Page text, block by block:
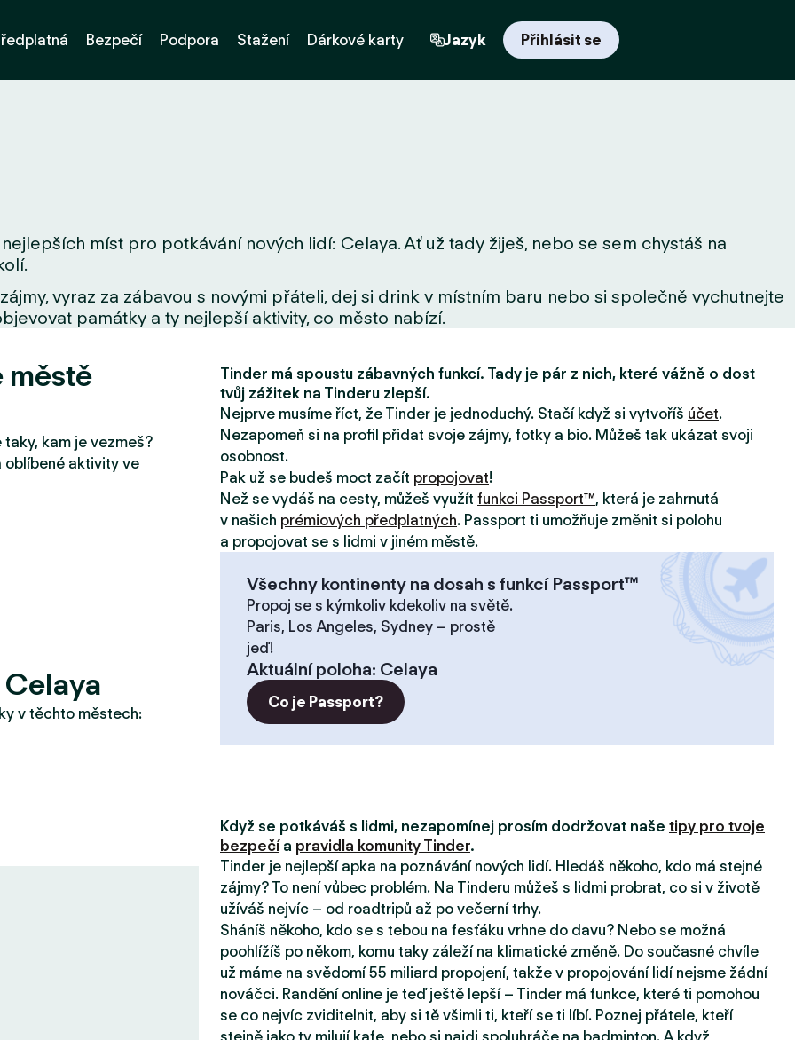
Bezpečí Podpora Stažení Dárkové karty Jazyk Přihlásit se
míst pro potkávání nových lidí: Celaya. Ať už tady žiješ, nebo se sem chystáš na
vyraz za zábavou s novými přáteli, dej si drink v místním baru nebo si společně vychutnejte
památky a ty nejlepší aktivity, co město nabízí.
městě
kam je vezmeš?
oblíbené aktivity ve
v těchto městech:
Tinder má spoustu zábavných funkcí. Tady je pár z nich, které vážně o dost
tvůj zážitek na Tinderu zlepší.
Nejprve musíme říct, že Tinder je jednoduchý. Stačí když si vytvoříš účet.
Nezapomeň si na profil přidat svoje zájmy, fotky a bio. Můžeš tak ukázat svoji
osobnost.
Pak už se budeš moct začít propojovat!
Než se vydáš na cesty, můžeš využít funkci Passport™, která je zahrnutá
v našich prémiových předplatných. Passport ti umožňuje změnit si polohu
a propojovat se s lidmi v jiném městě.
Všechny kontinenty na dosah s funkcí Passport™
Propoj se s kýmkoliv kdekoliv na světě.
Paris, Los Angeles, Sydney – prostě
jeď!
Aktuální poloha: Celaya
Co je Passport?
Když se potkáváš s lidmi, nezapomínej prosím dodržovat naše tipy pro tvoje
bezpečía pravidla komunity Tinder.
Tinder je nejlepší apka na poznávání nových lidí. Hledáš někoho, kdo má stejné
zájmy? To není vůbec problém. Na Tinderu můžeš s lidmi probrat, co si v životě
užíváš nejvíc – od roadtripů až po večerní trhy.
Sháníš někoho, kdo se s tebou na fesťáku vrhne do davu? Nebo se možná
poohlížíš po někom, komu taky záleží na klimatické změně. Do současné chvíle
už máme na svědomí 55 miliard propojení, takže v propojování lidí nejsme žádní
nováčci. Randění online je teď ještě lepší – Tinder má funkce, které ti pomohou
se co nejvíc zviditelnit, aby si tě všimli ti, kteří se ti líbí. Poznej přátele, kteří
stejně jako ty milují kafe, nebo si najdi spoluhráče na badminton. A když